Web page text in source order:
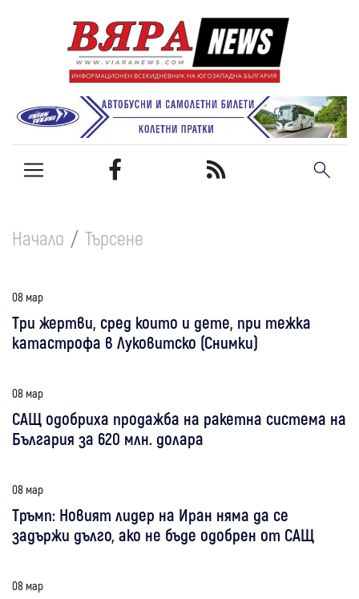
Начало Търсене
08 мар
Три жертви, сред които и дете, при тежка
катастрофа в Луковитско (Снимки)
08 мар
САЩ одобриха продажба на ракетна система на
България за 620 млн. долара
08 мар
Тръмп: Новият лидер на Иран няма да се
задържи дълго, ако не бъде одобрен от САЩ
08 мар